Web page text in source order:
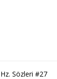
Sözleri #27